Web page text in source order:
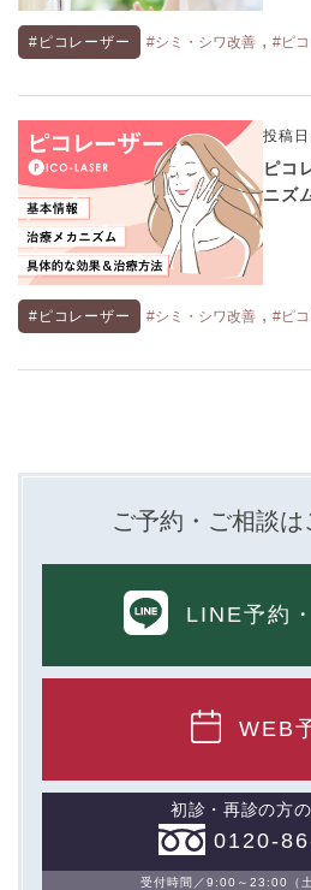
#ピコレーザー #シミ・シワ改善 , #ピ
投稿
ピコ
ニズ
#ピコレーザー #シミ・シワ改善 , #ピ
ご予約・ご相談は
LINE予約
WEB
初診・再診の方
0120-
受付時間／9:00～23:00（土